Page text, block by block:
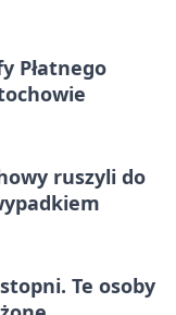
Płatnego
ruszyli do
Te osoby